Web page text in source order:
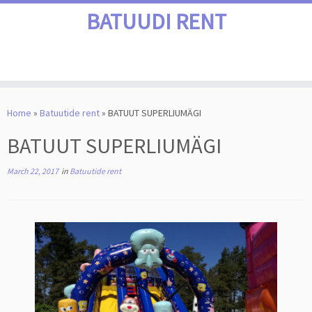
to
BATUUDI RENT
Home » Batuutide rent» BATUUT SUPERLIUMÄGI
BATUUT SUPERLIUMÄGI
March 22, 2017in Batuutide rent